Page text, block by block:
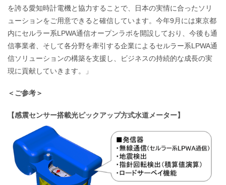
を誇る愛知時計電機と協力することで、日本の実情に合ったソリ
ューションをご用意できると確信しています。今年9月には東京都
内にセルラー系LPWA通信オープンラボを開設しており、今後も通
信事業者、そして各分野を牽引する企業によるセルラー系LPWA通
信ソリューションの構築を支援し、ビジネスの持続的な成長の実
現に貢献していきます。」
＜ご参考＞
【感震センサー搭載光ピックアップ方式水道メーター】